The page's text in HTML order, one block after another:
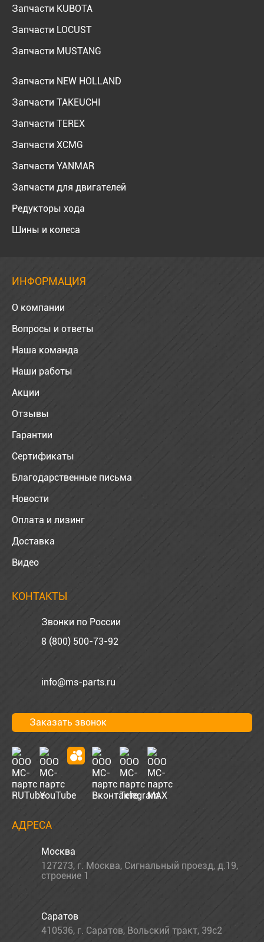
Запчасти KUBOTA
Запчасти LOCUST
Запчасти MUSTANG
Запчасти NEW HOLLAND
Запчасти TAKEUCHI
Запчасти TEREX
Запчасти XCMG
Запчасти YANMAR
Запчасти для двигателей
Редукторы хода
Шины и колеса
ИНФОРМАЦИЯ
О компании
Вопросы и ответы
Наша команда
Наши работы
Акции
Отзывы
Гарантии
Сертификаты
Благодарственные письма
Новости
Оплата и лизинг
Доставка
Видео
КОНТАКТЫ
Звонки по России
8 (800) 500-73-92
info@ms-parts.ru
Заказать звонок
АДРЕСА
Москва
127273, г. Москва, Сигнальный проезд, д.19,
строение 1
Саратов
410536, г. Саратов, Вольский тракт, 39с2